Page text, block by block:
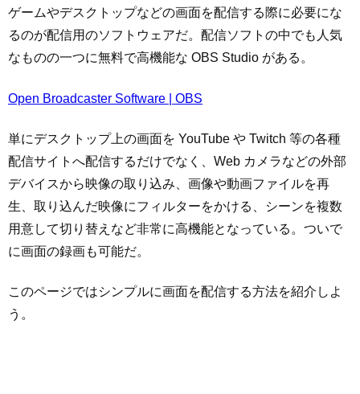
ゲームやデスクトップなどの画面を配信する際に必要にな
るのが配信用のソフトウェアだ。配信ソフトの中でも人気
なものの一つに無料で高機能な OBS Studio がある。
Open Broadcaster Software | OBS
単にデスクトップ上の画面を YouTube や Twitch 等の各種
配信サイトへ配信するだけでなく、Web カメラなどの外部
デバイスから映像の取り込み、画像や動画ファイルを再
生、取り込んだ映像にフィルターをかける、シーンを複数
用意して切り替えなど非常に高機能となっている。ついで
に画面の録画も可能だ。
このページではシンプルに画面を配信する方法を紹介しよ
う。